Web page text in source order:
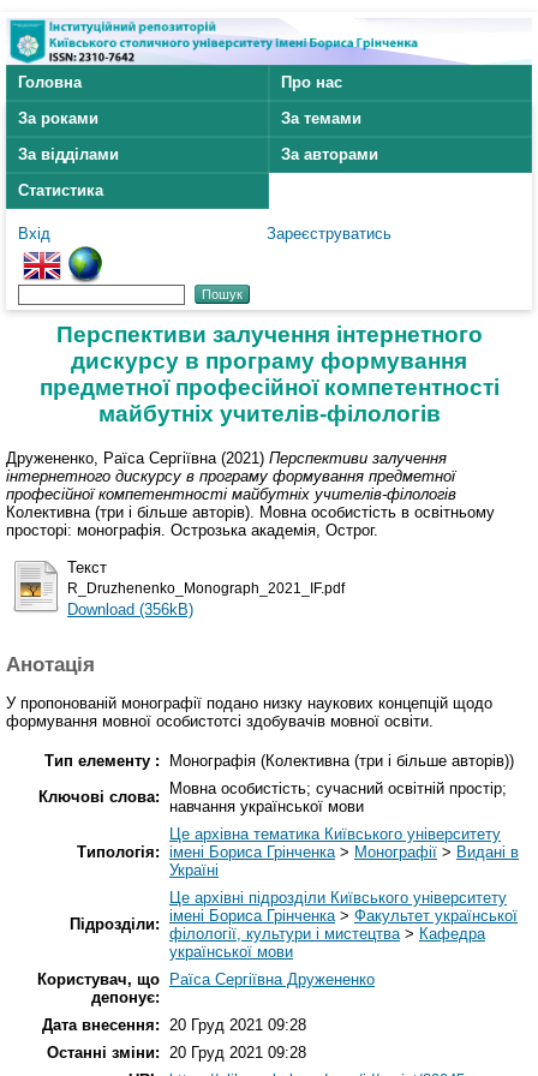
Головна
Про нас
За роками
За темами
За відділами
За авторами
Статистика
Вхід Зареєструватись
Перспективи залучення інтернетного
дискурсу в програму формування
предметної професійної компетентності
майбутніх учителів-філологів
Дружененко, Раїса Сергіївна (2021) Перспективи залучення
інтернетного дискурсу в програму формування предметної
професійної компетентності майбутніх учителів-філологів
Колективна (три і більше авторів). Мовна особистість в освітньому
просторі: монографія. Острозька академія, Острог.
Текст
R_Druzhenenko_Monograph_2021_IF.pdf
Download (356kB)
Анотація
У пропонованій монографії подано низку наукових концепцій щодо
формування мовної особистотсі здобувачів мовної освіти.
Тип елементу :
Монографія (Колективна (три і більше авторів))
Ключові слова:
Мовна особистість; сучасний освітній простір;
навчання української мови
Типологія:
Це архівна тематика Київського університету
імені Бориса Грінченка> Монографії > Видані в
Україні
Підрозділи:
Це архівні підрозділи Київського університету
імені Бориса Грінченка> Факультет української
філології, культури і мистецтва> Кафедра
української мови
Користувач, що
депонує:
Раїса Сергіївна Дружененко
Дата внесення: 20 Груд 2021 09:28
Останні зміни: 20 Груд 2021 09:28